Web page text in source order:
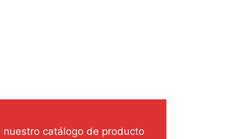
catálogo de producto